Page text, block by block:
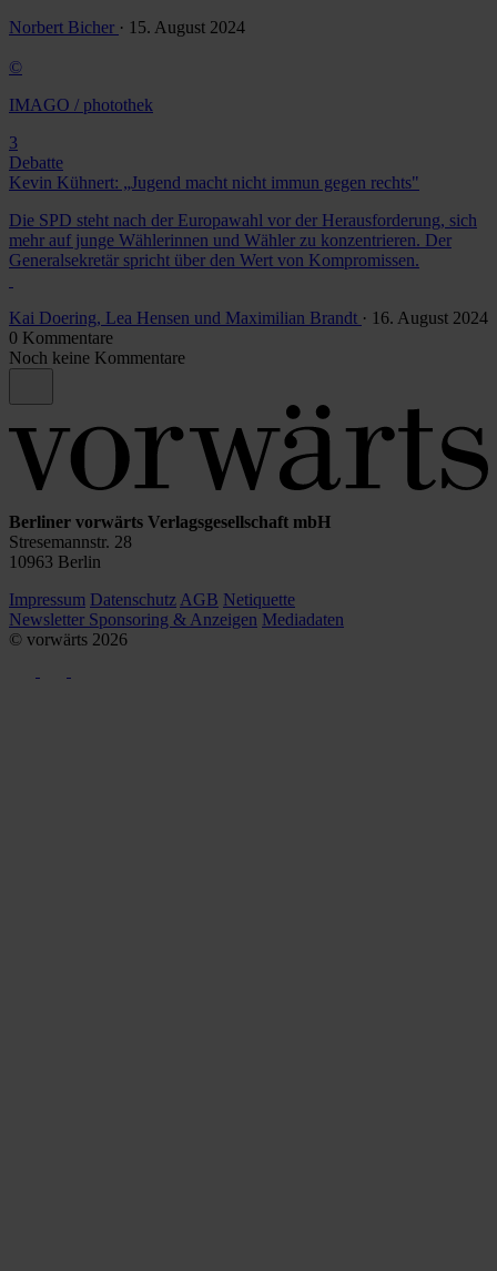
Norbert Bicher · 15. August 2024
©
IMAGO / photothek
3
Debatte
Kevin Kühnert: „Jugend macht nicht immun gegen rechts"
Die SPD steht nach der Europawahl vor der Herausforderung, sich
mehr auf junge Wählerinnen und Wähler zu konzentrieren. Der
Generalsekretär spricht über den Wert von Kompromissen.
Kai Doering, Lea Hensen und Maximilian Brandt · 16. August 2024
0 Kommentare
Noch keine Kommentare
Berliner vorwärts Verlagsgesellschaft mbH
Stresemannstr. 28
10963 Berlin
Impressum Datenschutz AGB Netiquette
Newsletter Sponsoring & Anzeigen Mediadaten
© vorwärts 2026